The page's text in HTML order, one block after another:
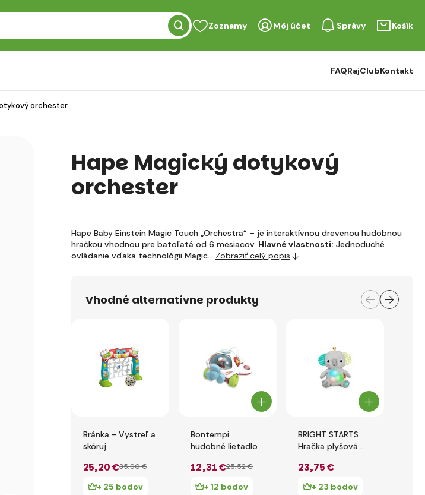
Zoznamy Môj účet Správy Košík
FAQRajClubKontakt
orchester
Hape Magický dotykový
orchester
Hape Baby Einstein Magic Touch „Orchestra“ – je interaktívnou drevenou hudobnou
hračkou vhodnou pre batoľatá od 6 mesiacov. Hlavné vlastnosti: Jednoduché
ovládanie vďaka technológii Magic… Zobraziť celý popis
Vhodné alternatívne produkty
Bránka - Vystreľ a
skóruj
25,20 €35,90 €
+ 25 bodov
Bontempi
hudobné lietadlo
12,31 €25,52 €
+ 12 bodov
BRIGHT STARTS
Hračka plyšová
Hug-a-bye Baby™
sloník 0m+
23,75 €
+ 23 bodov